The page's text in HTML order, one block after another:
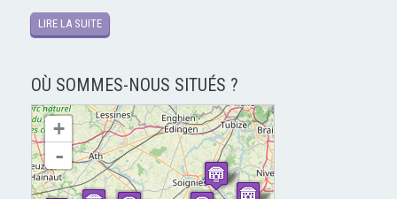
LIRE LA SUITE
OÙ SOMMES-NOUS SITUÉS ?
chargement de la carte - veuillez patienter...
+
-